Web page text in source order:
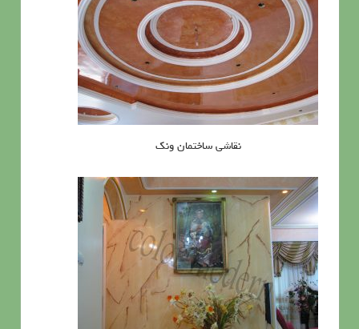
نقاشی ساختمان ونک